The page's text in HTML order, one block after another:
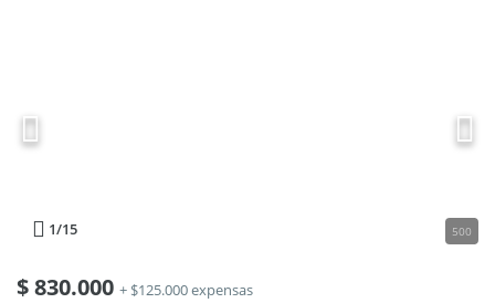
1/15 500
$830.000 + $125.000 expensas